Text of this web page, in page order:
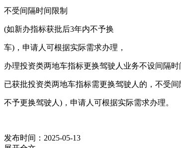
不受间隔时间限制
(如新办指标获批后3年内不予换
车)，申请人可根据实际需求办理，
办理投资类两地车指标更换驾驶人业务不设间隔时
已获批投资类两地车指标需更换驾驶人的，不受
不予更换驾驶人)，申请人可根据实际需求办理。
发布时间：2025-05-13